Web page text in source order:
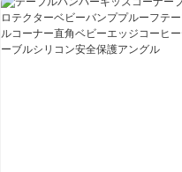
マグ